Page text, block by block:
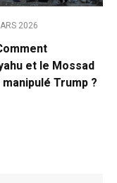
2026
et le Mossad
Trump ?